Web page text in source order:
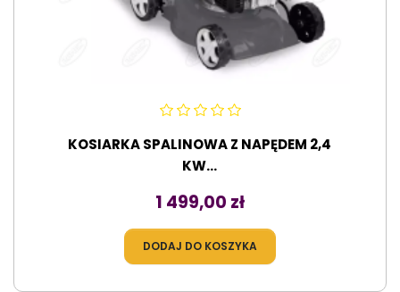
KOSIARKA SPALINOWA Z NAPĘDEM 2,4
KW...
Cena
1 499,00 zł
DODAJ DO KOSZYKA